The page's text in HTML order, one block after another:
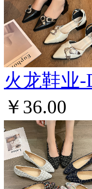
火龙鞋业-
￥36.00